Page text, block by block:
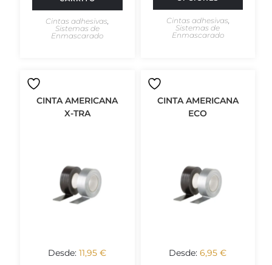
Cintas adhesivas
Sistemas de
Enmascarado
Cintas adhesivas
Sistemas de
Enmascarado
CINTA AMERICANA
X-TRA
Desde:11,95€
CINTA AMERICANA
ECO
Desde:6,95€